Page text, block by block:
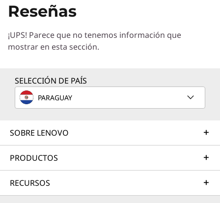
Diseñe la mejor estrategia para su empresa.
correcta para sus exclusivas necesidades
empresariales.
Servicios de Implementación
ayudaremos a simplificar la implementación de nuevas
Más información
Reseñas
¡UPS! Parece que no tenemos información que
mostrar en esta sección.
SELECCIÓN DE PAÍS
PARAGUAY
SOBRE LENOVO
PRODUCTOS
RECURSOS